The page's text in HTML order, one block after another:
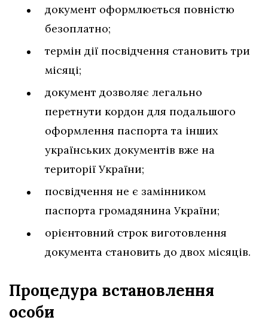
документ оформлюється повністю
безоплатно;
термін дії посвідчення становить три
місяці;
документ дозволяє легально
перетнути кордон для подальшого
оформлення паспорта та інших
українських документів вже на
території України;
посвідчення не є замінником
паспорта громадянина України;
орієнтовний строк виготовлення
документа становить до двох місяців.
Процедура встановлення
особи